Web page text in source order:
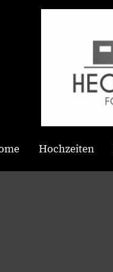
Hochzeiten